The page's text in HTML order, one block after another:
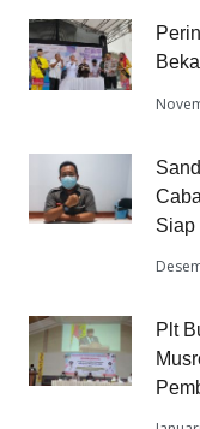
Siap
Plt